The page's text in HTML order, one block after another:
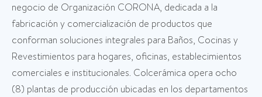
negocio de Organización CORONA, dedicada a la
fabricación y comercialización de productos que
conforman soluciones integrales para Baños, Cocinas y
Revestimientos para hogares, oficinas, establecimientos
comerciales e institucionales. Colcerámica opera ocho
(8) plantas de producción ubicadas en los departamentos